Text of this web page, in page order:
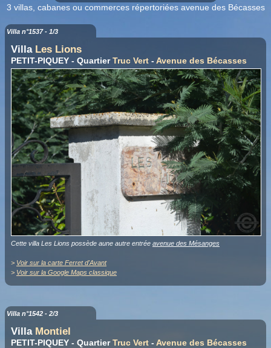
3 villas, cabanes ou commerces répertoriées avenue des Bécasses
Villa n°1537 - 1/3
Villa Les Lions
PETIT-PIQUEY - QuartierTruc Vert - Avenue des Bécasses
Cette villa Les Lions possède aune autre entrée avenue des Mésanges
> Voir sur la carte Ferret d'Avant
> Voir sur la Google Maps classique
Villa n°1542 - 2/3
Villa Montiel
PETIT-PIQUEY - QuartierTruc Vert - Avenue des Bécasses